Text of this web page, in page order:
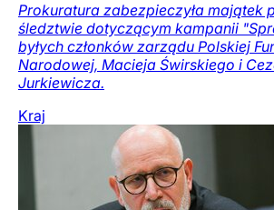
Prokuratura zabezpieczyła majątek
śledztwie dotyczącym kampanii
byłych członków zarządu Polskiej
Narodowej, Macieja Świrskiego i
Jurkiewicza.
Kraj